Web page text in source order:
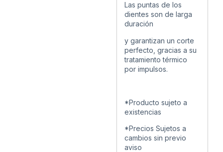
Las puntas de los
dientes son de larga
duración
y garantizan un corte
perfecto, gracias a su
tratamiento térmico
por impulsos.
*Producto sujeto a
existencias
*Precios Sujetos a
cambios sin previo
aviso